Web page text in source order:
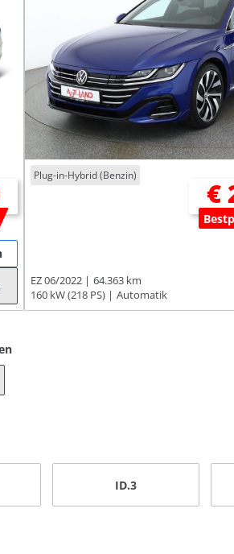
Plug-in-Hybrid (Benzin)
€
EZ 06/2022
64.363 km
160 kW (218 PS)
Automatik
ID.3